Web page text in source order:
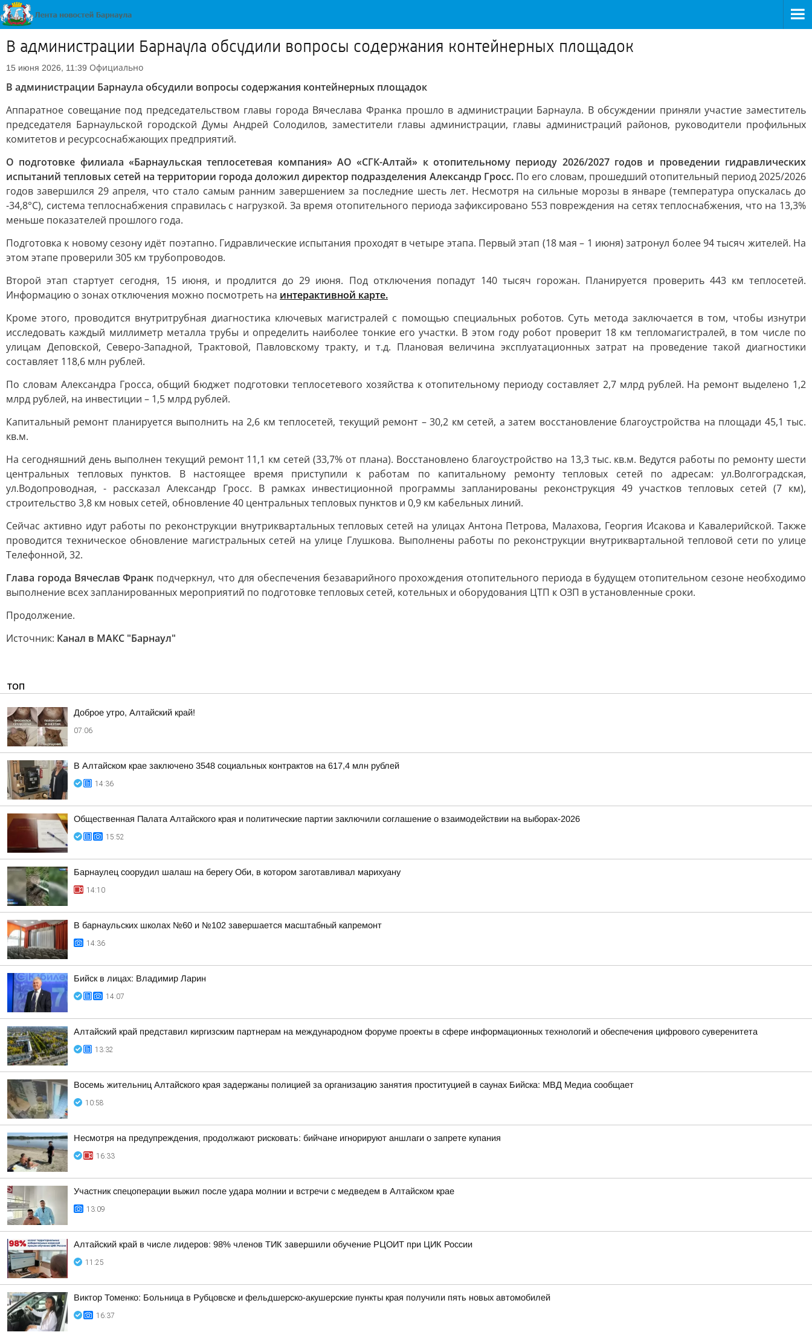
В администрации Барнаула обсудили вопросы содержания контейнерных площадок
15 июня 2026, 11:39 Официально
В администрации Барнаула обсудили вопросы содержания контейнерных площадок
Аппаратное совещание под председательством главы города Вячеслава Франка прошло в администрации Барнаула. В обсуждении приняли участие заместитель
председателя Барнаульской городской Думы Андрей Солодилов, заместители главы администрации, главы администраций районов, руководители профильных
комитетов и ресурсоснабжающих предприятий.
О подготовке филиала «Барнаульская теплосетевая компания» АО «СГК-Алтай» к отопительному периоду 2026/2027 годов и проведении гидравлических
испытаний тепловых сетей на территории города доложил директор подразделения Александр Гросс.По его словам, прошедший отопительный период 2025/2026
годов завершился 29 апреля, что стало самым ранним завершением за последние шесть лет. Несмотря на сильные морозы в январе (температура опускалась до
-34,8°C), система теплоснабжения справилась с нагрузкой. За время отопительного периода зафиксировано 553 повреждения на сетях теплоснабжения, что на 13,3%
меньше показателей прошлого года.
Подготовка к новому сезону идёт поэтапно. Гидравлические испытания проходят в четыре этапа. Первый этап (18 мая – 1 июня) затронул более 94 тысяч жителей. На
этом этапе проверили 305 км трубопроводов.
Второй этап стартует сегодня, 15 июня, и продлится до 29 июня. Под отключения попадут 140 тысяч горожан. Планируется проверить 443 км теплосетей.
Информацию о зонах отключения можно посмотреть на интерактивной карте.
Кроме этого, проводится внутритрубная диагностика ключевых магистралей с помощью специальных роботов. Суть метода заключается в том, чтобы изнутри
исследовать каждый миллиметр металла трубы и определить наиболее тонкие его участки. В этом году робот проверит 18 км тепломагистралей, в том числе по
улицам Деповской, Северо-Западной, Трактовой, Павловскому тракту, и т.д. Плановая величина эксплуатационных затрат на проведение такой диагностики
составляет 118,6 млн рублей.
По словам Александра Гросса, общий бюджет подготовки теплосетевого хозяйства к отопительному периоду составляет 2,7 млрд рублей. На ремонт выделено 1,2
млрд рублей, на инвестиции – 1,5 млрд рублей.
Капитальный ремонт планируется выполнить на 2,6 км теплосетей, текущий ремонт – 30,2 км сетей, а затем восстановление благоустройства на площади 45,1 тыс.
кв.м.
На сегодняшний день выполнен текущий ремонт 11,1 км сетей (33,7% от плана). Восстановлено благоустройство на 13,3 тыс. кв.м. Ведутся работы по ремонту шести
центральных тепловых пунктов. В настоящее время приступили к работам по капитальному ремонту тепловых сетей по адресам: ул.Волгоградская,
ул.Водопроводная, - рассказал Александр Гросс. В рамках инвестиционной программы запланированы реконструкция 49 участков тепловых сетей (7 км),
строительство 3,8 км новых сетей, обновление 40 центральных тепловых пунктов и 0,9 км кабельных линий.
Сейчас активно идут работы по реконструкции внутриквартальных тепловых сетей на улицах Антона Петрова, Малахова, Георгия Исакова и Кавалерийской. Также
проводится техническое обновление магистральных сетей на улице Глушкова. Выполнены работы по реконструкции внутриквартальной тепловой сети по улице
Телефонной, 32.
Глава города Вячеслав Франк подчеркнул, что для обеспечения безаварийного прохождения отопительного периода в будущем отопительном сезоне необходимо
выполнение всех запланированных мероприятий по подготовке тепловых сетей, котельных и оборудования ЦТП к ОЗП в установленные сроки.
Продолжение.
Источник: Канал в МАКС "Барнаул"
ТОП
Доброе утро, Алтайский край!
07:06
В Алтайском крае заключено 3548 социальных контрактов на 617,4 млн рублей
14:36
Общественная Палата Алтайского края и политические партии заключили соглашение о взаимодействии на выборах-2026
15:52
Барнаулец соорудил шалаш на берегу Оби, в котором заготавливал марихуану
14:10
В барнаульских школах №60 и №102 завершается масштабный капремонт
14:36
Бийск в лицах: Владимир Ларин
14:07
Алтайский край представил киргизским партнерам на международном форуме проекты в сфере информационных технологий и обеспечения цифрового суверенитета
13:32
Восемь жительниц Алтайского края задержаны полицией за организацию занятия проституцией в саунах Бийска: МВД Медиа сообщает
10:58
Несмотря на предупреждения, продолжают рисковать: бийчане игнорируют аншлаги о запрете купания
16:33
Участник спецоперации выжил после удара молнии и встречи с медведем в Алтайском крае
13:09
Алтайский край в числе лидеров: 98% членов ТИК завершили обучение РЦОИТ при ЦИК России
11:25
Виктор Томенко: Больница в Рубцовске и фельдшерско-акушерские пункты края получили пять новых автомобилей
16:37